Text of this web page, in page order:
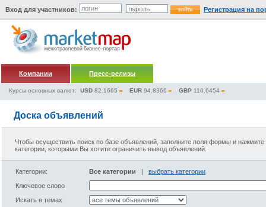
Вход для участников: Регистрация на
Компании Пресс-релизы
Курсы основных валют: USD 82.1665 EUR 94.8366 GBP 110.6454
Доска объявлений
Чтобы осуществить поиск по базе объявлений, заполните поля формы и
категории, которыми Вы хотите ограничить вывод объявлений.
Категории: Все категории | выбрать категории
Ключевое слово
Искать в темах